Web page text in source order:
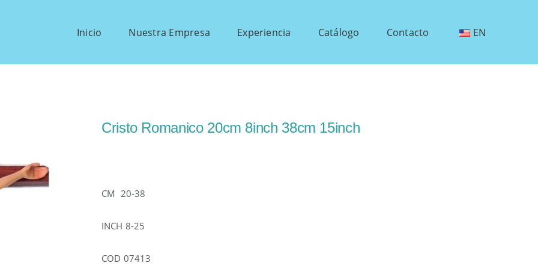
Inicio Nuestra Empresa Experiencia Catálogo Contacto EN
Cristo Romanico 20cm 8inch 38cm 15inch
CM 20-38
INCH 8-25
COD 07413